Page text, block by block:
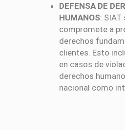
DEFENSA DE
HUMANOS: SIAT
compromete a
derechos
clientes. Esto
en casos de
derechos
nacional como